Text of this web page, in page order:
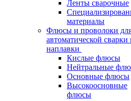
Ленты сварочные
материалы
Флюсы и проволоки
автоматической сварки
наплавки
Кислые флюсы
Нейтральные
Основные флюсы
Высокоосновные
флюсы